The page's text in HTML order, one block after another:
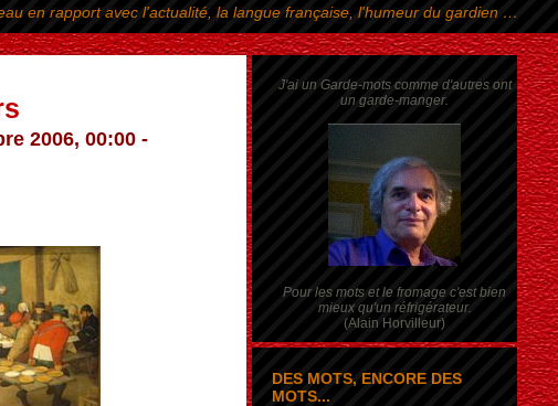
|Aller au menu|Aller à la recherche
2006, 00:00 -
en rapport avec l'actualité, la langue française, l'humeur du gardien …
J'ai un Garde-mots comme d'autres ont
un garde-manger.
Pour les mots et le fromage c'est bien
mieux qu'un réfrigérateur.
(Alain Horvilleur)
DES MOTS, ENCORE DES
MOTS...